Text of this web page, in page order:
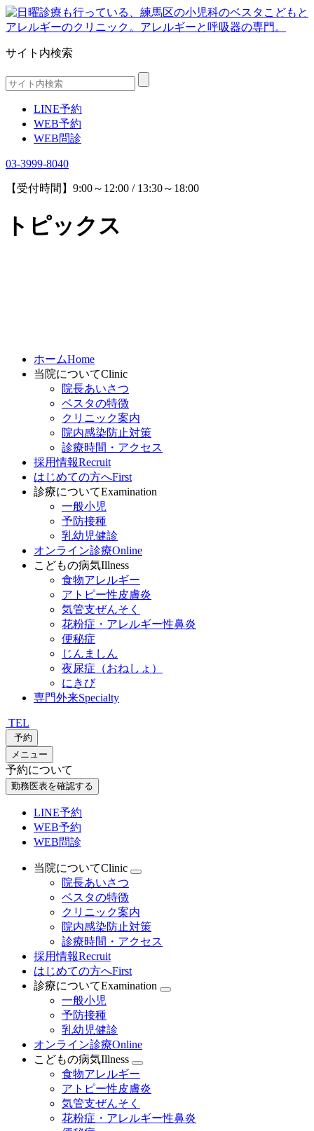
サイト内検索
LINE予約
WEB予約
WEB問診
03-3999-8040
【受付時間】9:00～12:00 / 13:30～18:00
トピックス
ホームHome
当院についてClinic
院長あいさつ
ベスタの特徴
クリニック案内
院内感染防止対策
診療時間・アクセス
採用情報Recruit
はじめての方へFirst
診療についてExamination
一般小児
予防接種
乳幼児健診
オンライン診療Online
こどもの病気Illness
食物アレルギー
アトピー性皮膚炎
気管支ぜんそく
花粉症・アレルギー性鼻炎
便秘症
じんましん
夜尿症（おねしょ）
にきび
専門外来Specialty
TEL
予約
メニュー
予約について
勤務医表を確認する
LINE予約
WEB予約
WEB問診
当院についてClinic
院長あいさつ
ベスタの特徴
クリニック案内
院内感染防止対策
診療時間・アクセス
採用情報Recruit
はじめての方へFirst
診療についてExamination
一般小児
予防接種
乳幼児健診
オンライン診療Online
こどもの病気Illness
食物アレルギー
アトピー性皮膚炎
気管支ぜんそく
花粉症・アレルギー性鼻炎